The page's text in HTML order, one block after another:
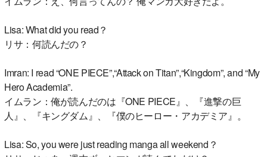
Lisa: What did you read？
リサ：何読んだの？
Imran: I read “ONE PIECE”,“Attack on Titan”,“Kingdom”, and “My
Hero Academia”.
イムラン：俺が読んだのは『ONE PIECE』、『進撃の巨
人』、『キングダム』、『僕のヒーロー・アカデミア』。
Lisa: So, you were just reading manga all weekend？